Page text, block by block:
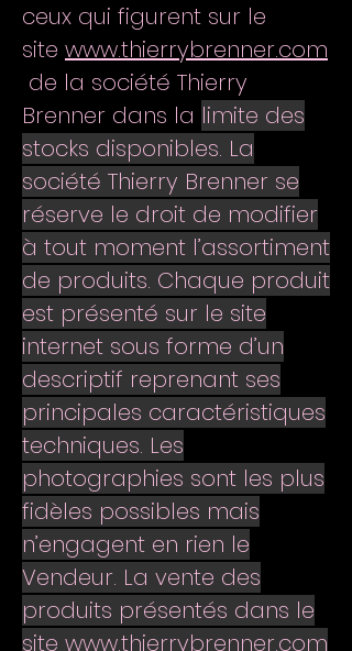
ceux qui figurent sur le
site www.thierrybrenner.com
de la société Thierry
Brenner dans la limite des
stocks disponibles. La
société Thierry Brenner se
réserve le droit de modifier
à tout moment l’assortiment
de produits. Chaque produit
est présenté sur le site
internet sous forme d’un
descriptif reprenant ses
principales caractéristiques
techniques. Les
photographies sont les plus
fidèles possibles mais
n’engagent en rien le
Vendeur. La vente des
produits présentés dans le
site www.thierrybrenner.com